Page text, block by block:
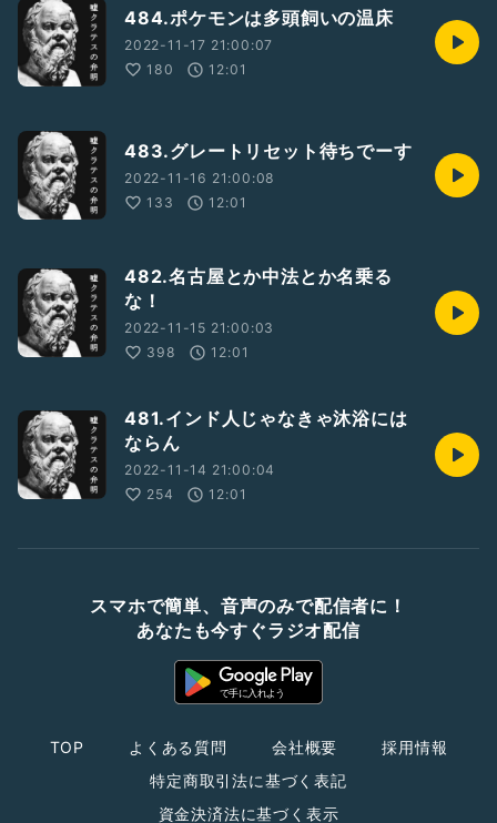
484.ポケモンは多頭飼いの温床
2022-11-17 21:00:07
180
12:01
483.グレートリセット待ちでーす
2022-11-16 21:00:08
133
12:01
482.名古屋とか中法とか名乗る
な！
2022-11-15 21:00:03
398
12:01
481.インド人じゃなきゃ沐浴には
ならん
2022-11-14 21:00:04
254
12:01
スマホで簡単、音声のみで配信者に！
あなたも今すぐラジオ配信
TOP よくある質問 会社概要
採用情報
特定商取引法に基づく表記
資金決済法に基づく表示